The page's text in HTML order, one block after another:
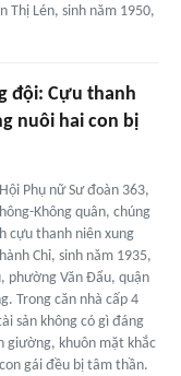
Thị Lén, sinh năm 1950,
đội: Cựu thanh
nuôi hai con bị
Phụ nữ Sư đoàn 363,
Không quân, chúng
cựu thanh niên xung
Chỉ, sinh năm 1935,
phường Văn Đẩu, quận
Trong căn nhà cấp 4
sản không có gì đáng
giường, khuôn mặt khắc
gái đều bị tâm thần.